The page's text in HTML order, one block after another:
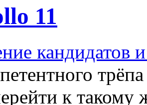
11
кандидатов
к такому